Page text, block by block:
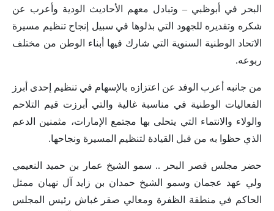
البحر في أبوظبي – وتبادل معهم الأحاديث الودية وأعرب عن
شكره وتقديره للجهود التي بذلوها في سبيل إنجاح تنظيم مسيرة
الاتحاد الوطنية السنوية التي شارك فيها أبناء الوطن من مختلف
ربوعه.
من جانبه أعرب الوفد عن اعتزازه بالإسهام في تنظيم إحدى أبرز
الفعاليات الوطنية في مناسبة غالية والتي أبرزت قيم التلاحم
والولاء والانتماء التي يتحلى بها مجتمع الإمارات، مثمنين الدعم
الذي حظوا به من قبل القيادة لتنظيم المسيرة ونجاحها.
حضر مجلس قصر البحر .. سمو الشيخ عمار بن حميد النعيمي
ولي عهد عجمان وسمو الشيخ حمدان بن زايد آل نهيان ممثل
الحاكم في منطقة الظفرة ومعالي صقر غباش رئيس المجلس